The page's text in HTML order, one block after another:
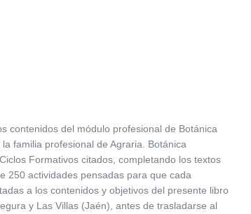
contenidos del módulo profesional de Botánica
familia profesional de Agraria. Botánica
Formativos citados, completando los textos
250 actividades pensadas para que cada
a los contenidos y objetivos del presente libro
y Las Villas (Jaén), antes de trasladarse al